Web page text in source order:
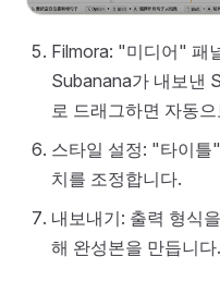
Filmora: "미디어" 패
Subanana가 내보낸
로 드래그하면 자동
스타일 설정: "타이틀
치를 조정합니다.
내보내기: 출력 형식
해 완성본을 만듭니다.